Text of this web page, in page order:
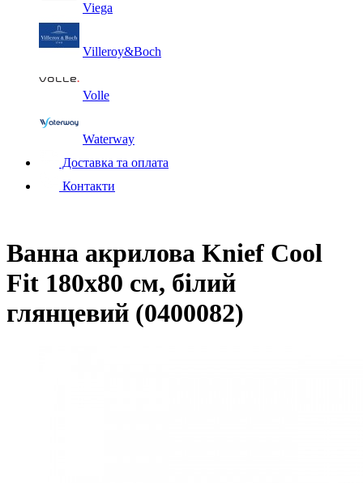
Viega
Villeroy&Boch
Volle
Waterway
Доставка та оплата
Контакти
Ванна акрилова Knief Cool
Fit 180х80 см, білий
глянцевий (0400082)